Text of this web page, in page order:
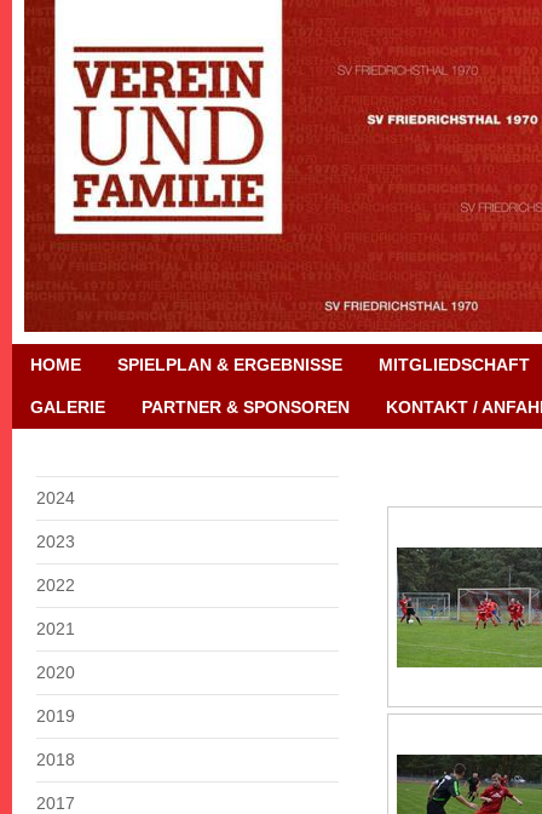
HOME SPIELPLAN & ERGEBNISSE MITGLIEDSCHAFT
GALERIE PARTNER & SPONSOREN KONTAKT /
2024
2023
2022
2021
2020
2019
2018
2017